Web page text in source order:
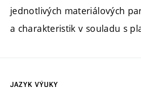
jednotlivých materiálových
a charakteristik v souladu s
JAZYK VÝUKY